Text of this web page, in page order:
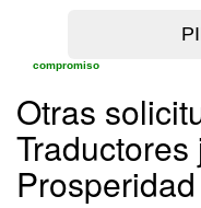
compromiso
Otras